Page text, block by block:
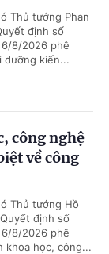
Thủ tướng Phan
định số
6/8/2026 phê
dưỡng kiến...
công nghệ
về công
Thủ tướng Hồ
định số
6/8/2026 phê
khoa học, công...